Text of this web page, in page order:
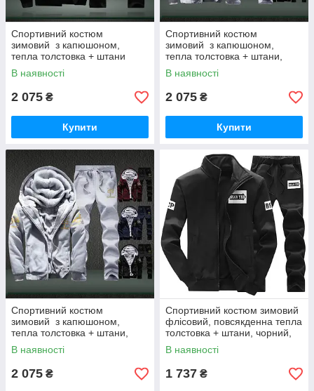
Спортивний костюм
зимовий з капюшоном,
тепла толстовка + штани
Black Wolf, 3XL — 4XL
В наявності
2 075 ₴
Купити
Спортивний костюм
зимовий з капюшоном,
тепла толстовка + штани,
чорний White Bear, 3XL - 4XL
В наявності
2 075 ₴
Купити
Спортивний костюм
зимовий з капюшоном,
тепла толстовка + штани,
чорний White Bear, 4XL
В наявності
2 075 ₴
Спортивний костюм зимовий
флісовий, повсякденна тепла
толстовка + штани, чорний,
Black Wolf XXXL-4XL
В наявності
1 737 ₴